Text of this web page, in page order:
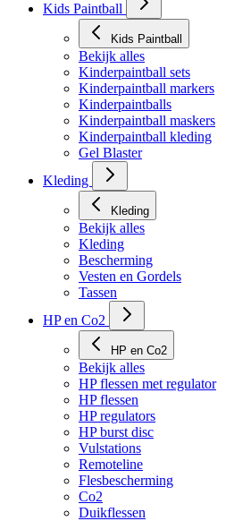
Kids Paintball
Kids Paintball
Bekijk alles
Kinderpaintball sets
Kinderpaintball markers
Kinderpaintballs
Kinderpaintball maskers
Kinderpaintball kleding
Gel Blaster
Kleding
Kleding
Bekijk alles
Kleding
Bescherming
Vesten en Gordels
Tassen
HP en Co2
HP en Co2
Bekijk alles
HP flessen met regulator
HP flessen
HP regulators
HP burst disc
Vulstations
Remoteline
Flesbescherming
Co2
Duikflessen